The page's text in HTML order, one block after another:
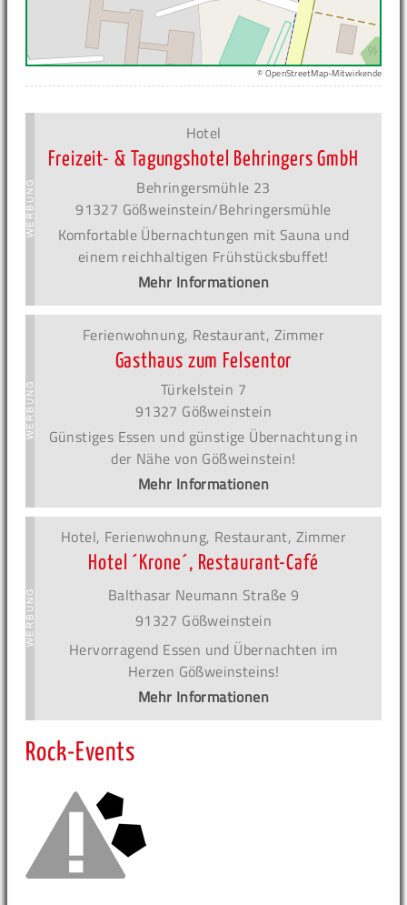
© OpenStreetMap-Mitwirkende
Hotel
Freizeit- & Tagungshotel Behringers GmbH
Behringersmühle 23
91327 Gößweinstein/Behringersmühle
Komfortable Übernachtungen mit Sauna und
einem reichhaltigen Frühstücksbuffet!
Mehr Informationen
Ferienwohnung, Restaurant, Zimmer
Gasthaus zum Felsentor
Türkelstein 7
91327 Gößweinstein
Günstiges Essen und günstige Übernachtung in
der Nähe von Gößweinstein!
Mehr Informationen
Hotel, Ferienwohnung, Restaurant, Zimmer
Hotel ´Krone´, Restaurant-Café
Balthasar Neumann Straße 9
91327 Gößweinstein
Hervorragend Essen und Übernachten im
Herzen Gößweinsteins!
Mehr Informationen
Rock-Events